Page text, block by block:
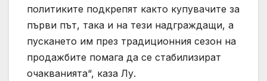
политиките подкрепят както купувачите за
първи път, така и на тези надграждащи, а
пускането им през традиционния сезон на
продажбите помага да се стабилизират
очакванията“, каза Лу.